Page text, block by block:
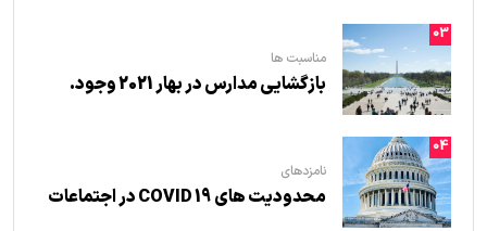
03
مناسبت ها
بازگشایی مدارس در بهار 2021 وجود.
04
نامزدهای
محدودیت های COVID 19 در اجتماعات